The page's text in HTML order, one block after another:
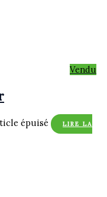
Vendu
épuisé
LIRE LA